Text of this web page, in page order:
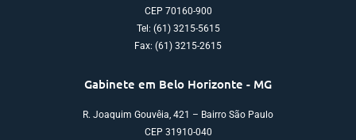
CEP 70160-900
Tel: (61) 3215-5615
Fax: (61) 3215-2615
Gabinete em Belo Horizonte - MG
R. Joaquim Gouvêia, 421 – Bairro São Paulo
CEP 31910-040